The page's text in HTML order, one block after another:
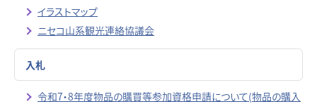
イラストマップ
ニセコ山系観光連絡協議会
入札
令和7・8年度物品の購買等参加資格申請について(物品の購入